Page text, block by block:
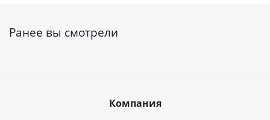
Ранее вы смотрели
Компания